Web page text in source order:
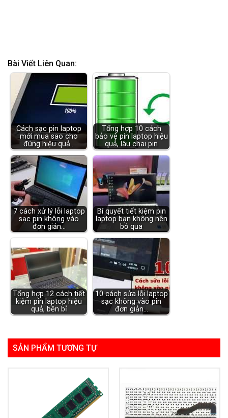
Bài Viết Liên Quan:
Cách sạc pin laptop
mới mua sao cho
đúng hiệu quả…
Tổng hợp 10 cách
bảo vệ pin laptop hiệu
quả, lâu chai pin
7 cách xử lý lỗi laptop
sạc pin không vào
đơn giản…
Bí quyết tiết kiệm pin
laptop bạn không nên
bỏ qua
Tổng hợp 12 cách tiết
kiệm pin laptop hiệu
quả, bền bỉ
10 cách sửa lỗi laptop
sạc không vào pin
đơn giản…
SẢN PHẨM TƯƠNG TỰ